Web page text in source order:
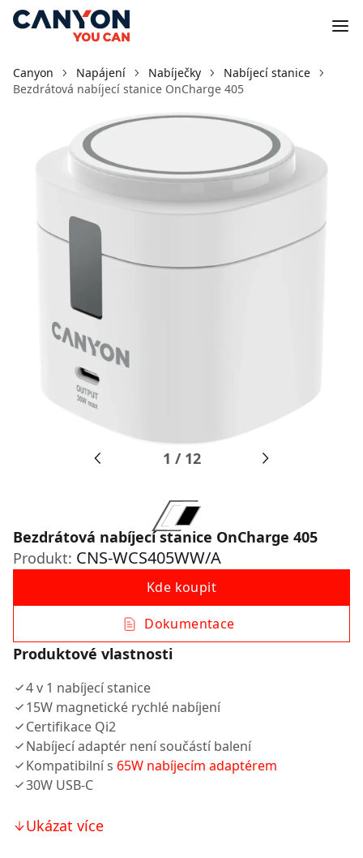
Canyon Napájení Nabíječky
Nabíjecí stanice
Bezdrátová nabíjecí stanice OnCharge 405
1 / 12
Bezdrátová nabíjecí stanice OnCharge 405
Produkt: CNS-WCS405WW/A
Kde koupit
Dokumentace
Produktové vlastnosti
4 v 1 nabíjecí stanice
15W magnetické rychlé nabíjení
Certifikace Qi2
Nabíjecí adaptér není součástí balení
Kompatibilní s 65W nabíjecím adaptérem
30W USB-C
Ukázat více